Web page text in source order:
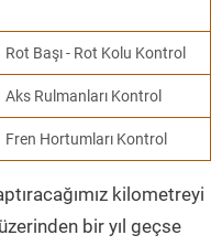
Rot Başı - Rot Kolu Kontrol
Aks Rulmanları Kontrol
Fren Hortumları Kontrol
kilometreyi
bir yıl geçse